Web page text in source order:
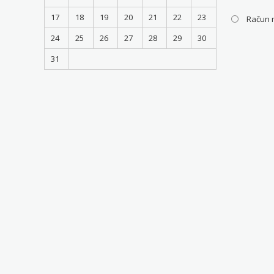
17
18 19 20 21 22
23
24
25 26 27 28 29
30
31
Račun